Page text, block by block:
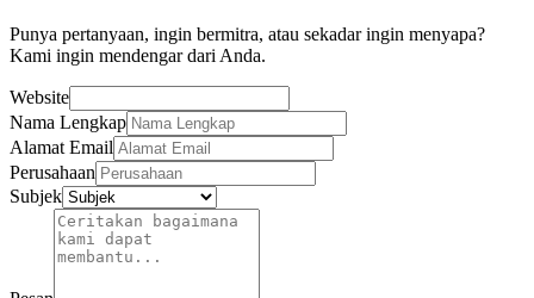
Punya pertanyaan, ingin bermitra, atau sekadar ingin menyapa?
Kami ingin mendengar dari Anda.
Website
Nama Lengkap
Alamat Email
Perusahaan
Subjek